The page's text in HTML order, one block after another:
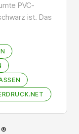
PVC-
ist. Das